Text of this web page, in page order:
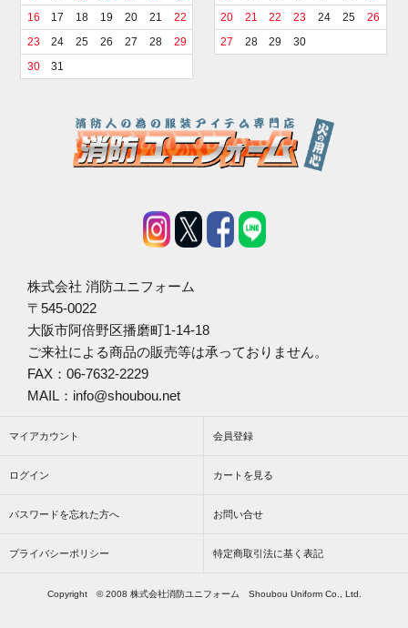
16
17 18 19 20 21
22
23
24 25 26 27 28
29
30
31
20
21 22 23 24 25
26
27
28 29 30
株式会社 消防ユニフォーム
〒545-0022
大阪市阿倍野区播磨町1-14-18
ご来社による商品の販売等は承っておりません。
FAX：06-7632-2229
MAIL：info@shoubou.net
マイアカウント 会員登録
ログイン カートを見る
パスワードを忘れた方へ お問い合せ
プライバシーポリシー 特定商取引法に基く表記
Copyright © 2008 株式会社消防ユニフォーム Shoubou Uniform Co., Ltd.